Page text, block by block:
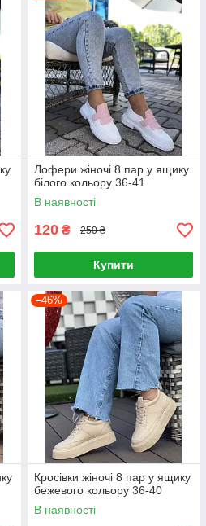
Лофери жіночі 8 пар у ящику
білого кольору 36-41
В наявності
120 ₴ 250 ₴
Купити
–46%
Кросівки жіночі 8 пар у ящику
бежевого кольору 36-40
В наявності